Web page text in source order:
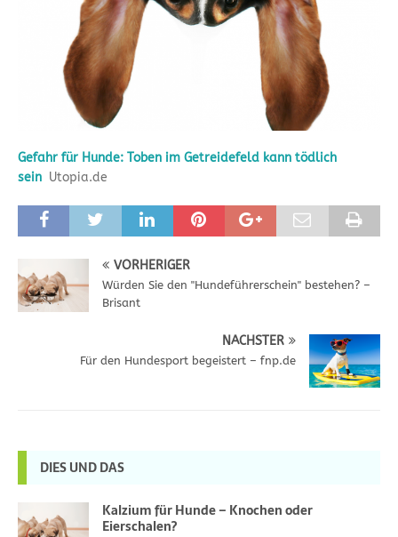
Gefahr für Hunde: Toben im Getreidefeld kann tödlich
sein Utopia.de
VORHERIGER
Würden Sie den "Hundeführerschein" bestehen? –
Brisant
NÄCHSTER
Für den Hundesport begeistert – fnp.de
DIES UND DAS
Kalzium für Hunde – Knochen oder
Eierschalen?